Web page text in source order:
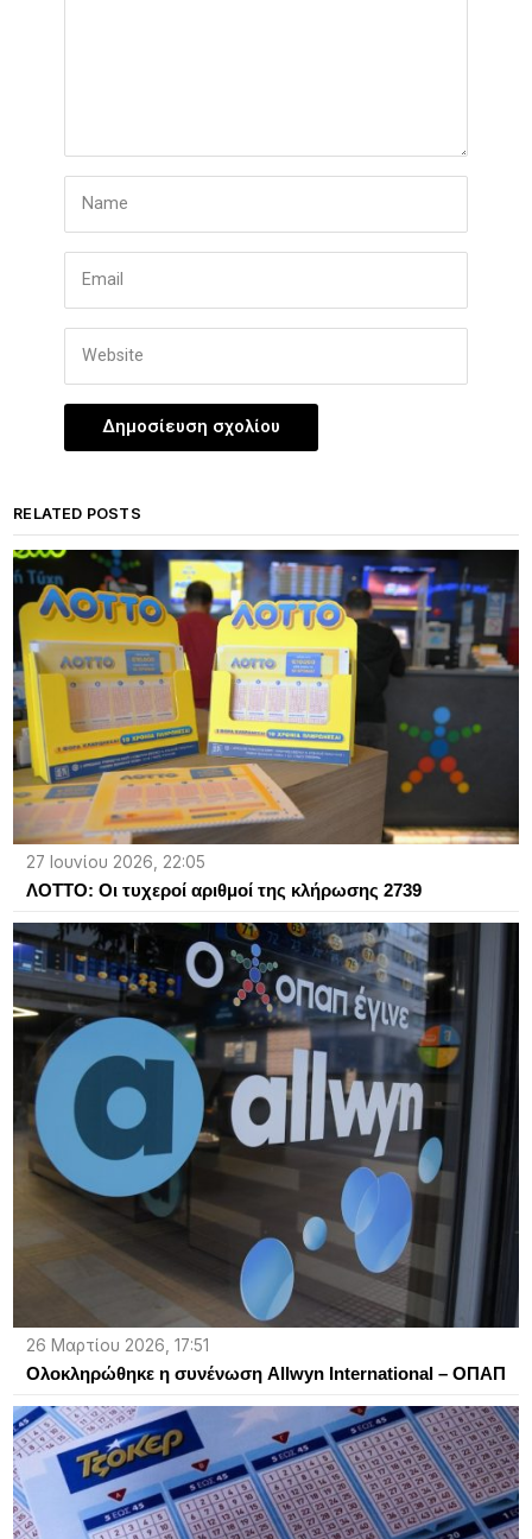
RELATED POSTS
27 Ιουνίου 2026, 22:05
ΛΟΤΤΟ: Οι τυχεροί αριθμοί της κλήρωσης 2739
26 Μαρτίου 2026, 17:51
Ολοκληρώθηκε η συνένωση Allwyn International – ΟΠΑΠ